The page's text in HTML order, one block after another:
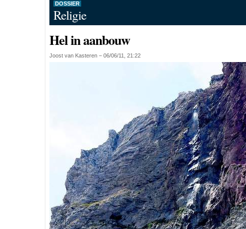
DOSSIER
Religie
Hel in aanbouw
Joost van Kasteren − 06/06/11, 21:22